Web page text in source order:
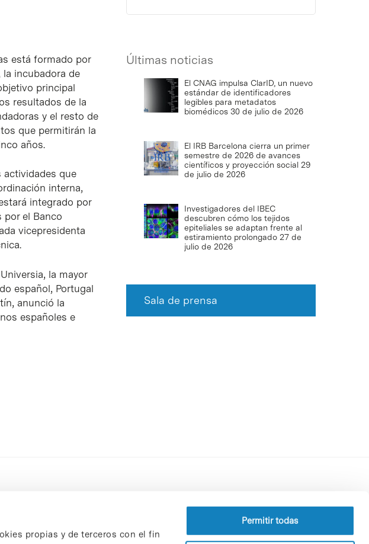
propias y de terceros con el fin
Permitir todas
está formado por
la incubadora de
principal
resultados de la
y el resto de
que permitirán la
años.
actividades que
interna,
integrado por
el Banco
vicepresidenta
la mayor
español, Portugal
anunció la
españoles e
Últimas noticias
El CNAG impulsa ClarID, un nuevo
estándar de identificadores
legibles para metadatos
biomédicos 30 de julio de 2026
El IRB Barcelona cierra un primer
semestre de 2026 de avances
científicos y proyección social 29
de julio de 2026
Investigadores del IBEC
descubren cómo los tejidos
epiteliales se adaptan frente al
estiramiento prolongado 27 de
julio de 2026
Sala de prensa
Perfil del contratante
Política de privacidad
Aviso Legal